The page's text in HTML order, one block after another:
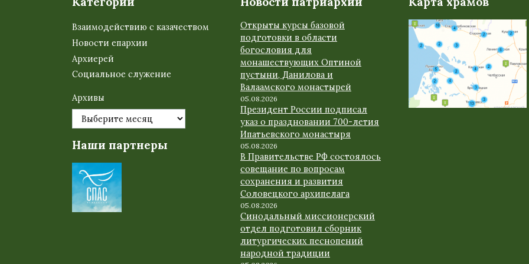
Взаимодействию с казачеством
Новости епархии
Архиерей
Социальное служение
Архивы
Наши партнеры
Открыты курсы базовой
подготовки в области
богословия для
монашествующих Оптиной
пустыни, Данилова и
Валаамского монастырей
05.08.2026
Президент России подписал
указ о праздновании 700-летия
Ипатьевского монастыря
05.08.2026
В Правительстве РФ состоялось
совещание по вопросам
сохранения и развития
Соловецкого архипелага
05.08.2026
Синодальный миссионерский
отдел подготовил сборник
литургических песнопений
народной традиции